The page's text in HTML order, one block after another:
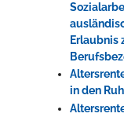
Erlaubnis
in den